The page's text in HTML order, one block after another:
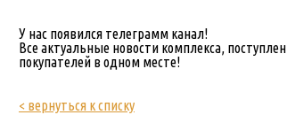
У нас появился телеграмм канал!
Все актуальные новости комплекса,
покупателей в одном месте!
< вернуться к списку